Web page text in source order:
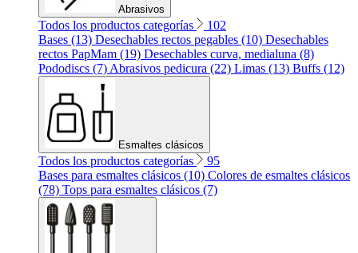
Abrasivos
Todos los productos categorías
102
Bases (13) Desechables rectos pegables (10) Desechables
rectos PapMam (19) Desechables curva, medialuna (8)
Pododiscs (7) Abrasivos pedicura (22) Limas (13) Buffs (12)
Esmaltes clásicos
Todos los productos categorías
95
Bases para esmaltes clásicos (10) Colores de esmaltes clásicos
(78) Tops para esmaltes clásicos (7)